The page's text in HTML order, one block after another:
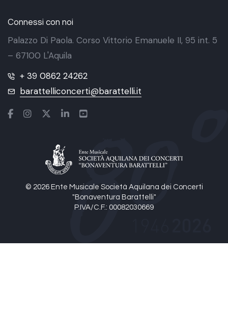
© 2026 Ente Musicale Società Aquilana dei Concerti
"Bonaventura Barattelli"
P.IVA/C.F.: 00082030669
Connessi con noi
Palazzo Di Paola. Corso Vittorio Emanuele II, 95 int. 5
– 67100 L'Aquila
+ 39 0862 24262
barattelliconcerti@barattelli.it